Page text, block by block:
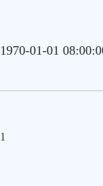
1970-01-01
1